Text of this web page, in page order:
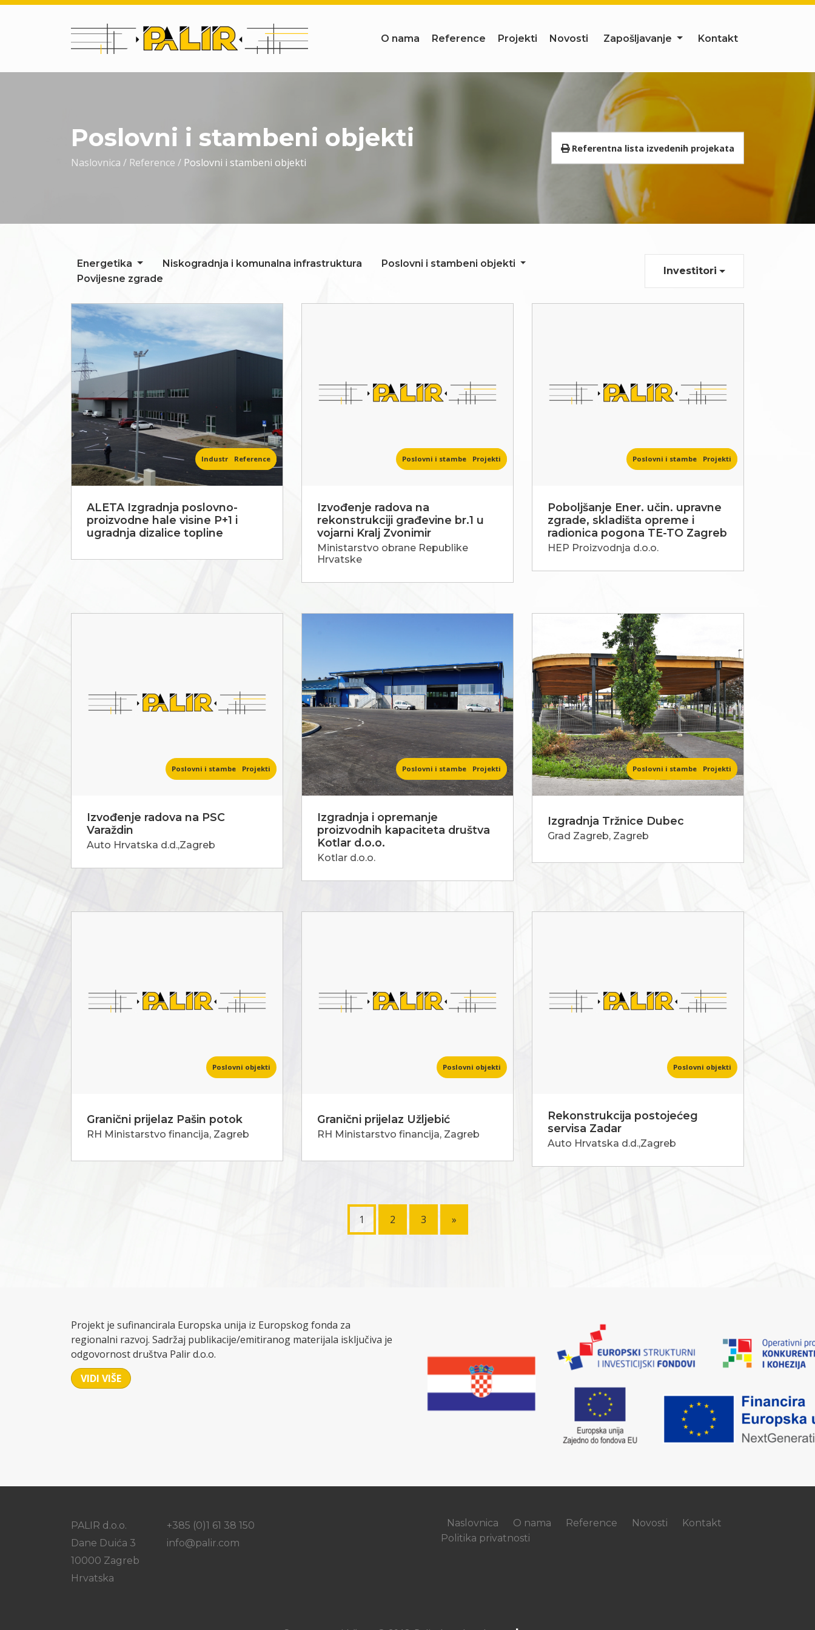
O nama Reference Projekti Novosti Zapošljavanje Kontakt
Poslovni i stambeni objekti
Naslovnica Reference Poslovni i stambeni objekti
Referentna lista izvedenih projekata
Energetika Niskogradnja i komunalna infrastruktura
Poslovni i stambeni objekti
Povijesne zgrade
Investitori
Industrijski objekti
Novosti
Reference
ALETA Izgradnja poslovno-
proizvodne hale visine P+1 i
ugradnja dizalice topline
Poslovni i stambeni objekti
Projekti
Izvođenje radova na
rekonstrukciji građevine br.1 u
vojarni Kralj Zvonimir
Ministarstvo obrane Republike
Hrvatske
Poslovni i stambeni objekti
Projekti
Poboljšanje Ener. učin. upravne
zgrade, skladišta opreme i
radionica pogona TE-TO Zagreb
HEP Proizvodnja d.o.o.
Poslovni i stambeni objekti
Projekti
Izvođenje radova na PSC
Varaždin
Auto Hrvatska d.d.,Zagreb
Poslovni i stambeni objekti
Projekti
Izgradnja i opremanje
proizvodnih kapaciteta društva
Kotlar d.o.o.
Kotlar d.o.o.
Poslovni i stambeni objekti
Projekti
Izgradnja Tržnice Dubec
Grad Zagreb, Zagreb
Poslovni objekti
Granični prijelaz Pašin potok
RH Ministarstvo financija, Zagreb
Poslovni objekti
Granični prijelaz Užljebić
RH Ministarstvo financija, Zagreb
Poslovni objekti
Rekonstrukcija postojećeg
servisa Zadar
Auto Hrvatska d.d.,Zagreb
1 2 3 »
Projekt je sufinancirala Europska unija iz Europskog fonda za
regionalni razvoj. Sadržaj publikacije/emitiranog materijala isključiva je
odgovornost društva Palir d.o.o.
VIDI VIŠE
PALIR d.o.o.
Dane Duića 3
10000 Zagreb
Hrvatska
+385 (0)1 61 38 150
info@palir.com
Naslovnica O nama Reference Novosti
Kontakt
Politika privatnosti